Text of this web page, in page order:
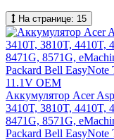
На странице: 15
Аккумулятор Acer
3410T, 3810T, 4410T,
8471G, 8571G,
Packard Bell